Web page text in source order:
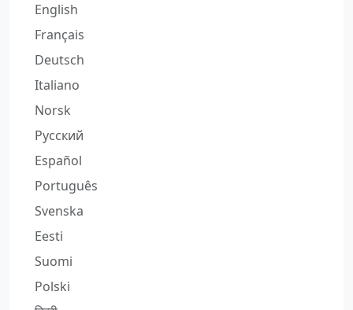
English
Français
Deutsch
Italiano
Norsk
Русский
Español
Português
Svenska
Eesti
Suomi
Polski